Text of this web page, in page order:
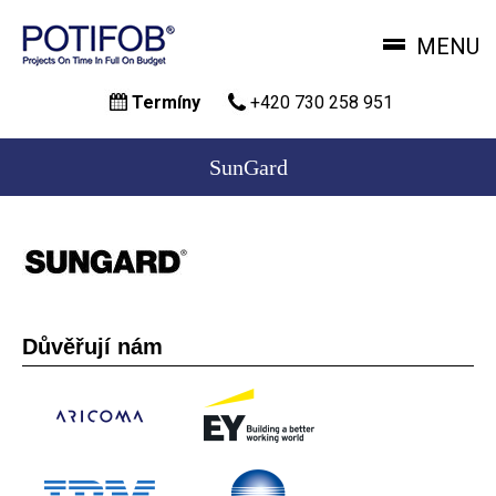
hlavnímu
MENU
Termíny +420 730 258 951
SunGard
Důvěřují nám